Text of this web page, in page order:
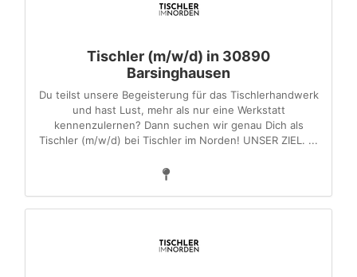
Tischler (m/w/d) in 30890
Barsinghausen
Du teilst unsere Begeisterung für das Tischlerhandwerk
und hast Lust, mehr als nur eine Werkstatt
kennenzulernen? Dann suchen wir genau Dich als
Tischler (m/w/d) bei Tischler im Norden! UNSER ZIEL. ...